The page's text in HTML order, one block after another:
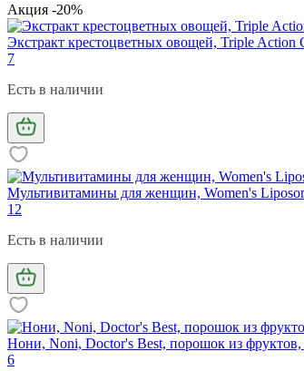
Акция -20%
Экстракт крестоцветных овощей, Triple Action
7
Есть в наличии
Мультивитамины для женщин, Women's
12
Есть в наличии
Нони, Noni, Doctor's Best, порошок из фруктов,
6